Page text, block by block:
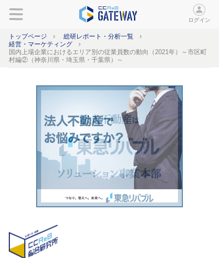
ログイン
トップページ
総研レポート・分析一覧
経営・マーケティング
国内上場企業におけるエリア別の従業員数の動向（2021年）～市区町
村編②（神奈川県・埼玉県・千葉県）～